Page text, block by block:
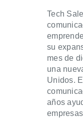
Tech
su
mes de
una
Unidos.
años